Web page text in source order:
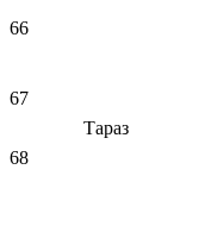
66
67
Тараз
68